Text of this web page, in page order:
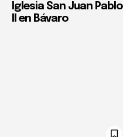
Iglesia San Juan Pablo
II en Bávaro